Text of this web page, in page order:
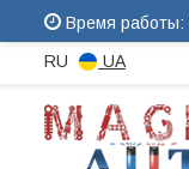
Время работы:
RU UA